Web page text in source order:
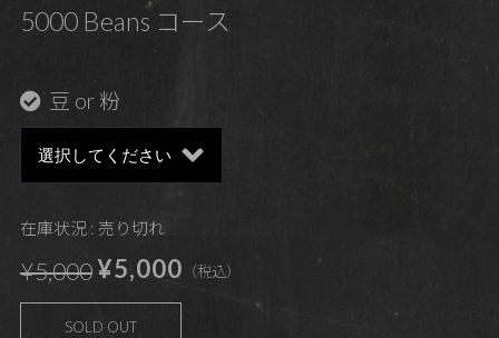
5000 Beans コース
豆 or 粉
在庫状況 : 売り切れ
¥5,000¥5,000 （税込）
SOLD OUT